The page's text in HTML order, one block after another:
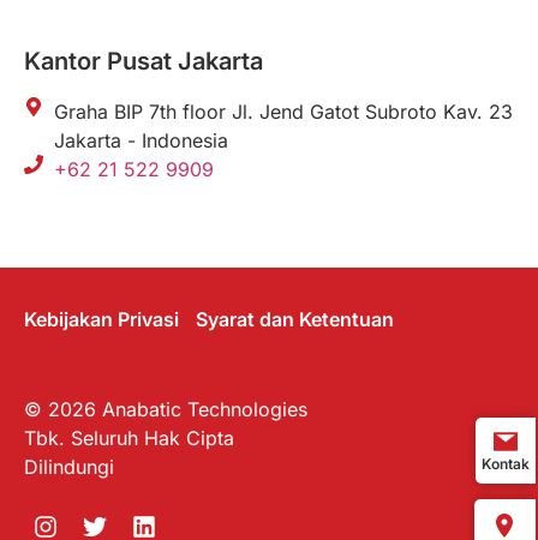
Kantor Pusat Jakarta
Graha BIP 7th floor Jl. Jend Gatot Subroto Kav. 23
Jakarta - Indonesia
+62 21 522 9909
Kebijakan Privasi Syarat dan Ketentuan
© 2026 Anabatic Technologies
Tbk. Seluruh Hak Cipta
Dilindungi
Kontak